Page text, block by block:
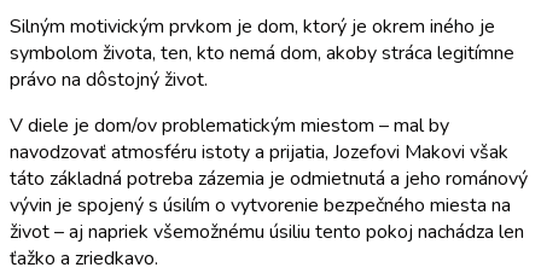
Silným motivickým prvkom je dom, ktorý je okrem iného je
symbolom života, ten, kto nemá dom, akoby stráca legitímne
právo na dôstojný život.
V diele je dom/ov problematickým miestom – mal by
navodzovať atmosféru istoty a prijatia, Jozefovi Makovi však
táto základná potreba zázemia je odmietnutá a jeho románový
vývin je spojený s úsilím o vytvorenie bezpečného miesta na
život – aj napriek všemožnému úsiliu tento pokoj nachádza len
ťažko a zriedkavo.